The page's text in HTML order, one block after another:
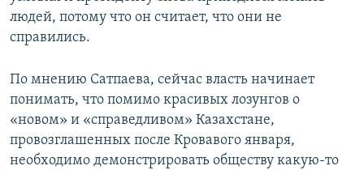
людей, потому что он считает, что они не
справились.
По мнению Сатпаева, сейчас власть начинает
понимать, что помимо красивых лозунгов о
«новом» и «справедливом» Казахстане,
провозглашенных после Кровавого января,
необходимо демонстрировать обществу какую-то